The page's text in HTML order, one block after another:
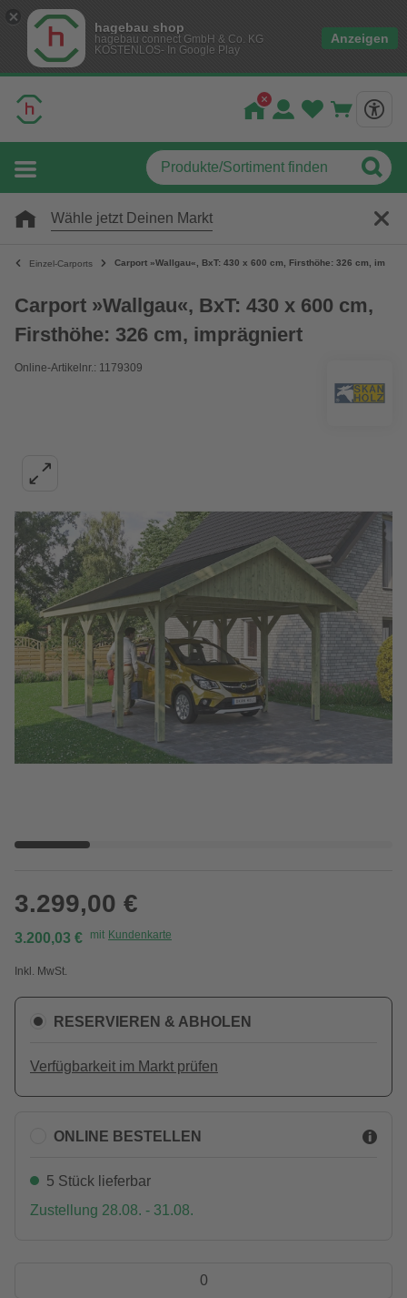
hagebau shop
hagebau connect GmbH & Co. KG
KOSTENLOS- In Google Play
Anzeigen
Wähle jetzt Deinen Markt
Einzel-Carports Carport »Wallgau«, BxT: 430 x 600 cm, Firsthöhe: 326 cm,
Carport »Wallgau«, BxT: 430 x 600 cm,
Firsthöhe: 326 cm, imprägniert
Online-Artikelnr.: 1179309
3.299,00 €
3.200,03 € mit Kundenkarte
Inkl. MwSt.
RESERVIEREN & ABHOLEN
Verfügbarkeit im Markt prüfen
ONLINE BESTELLEN
5 Stück lieferbar
Zustellung 28.08. - 31.08.